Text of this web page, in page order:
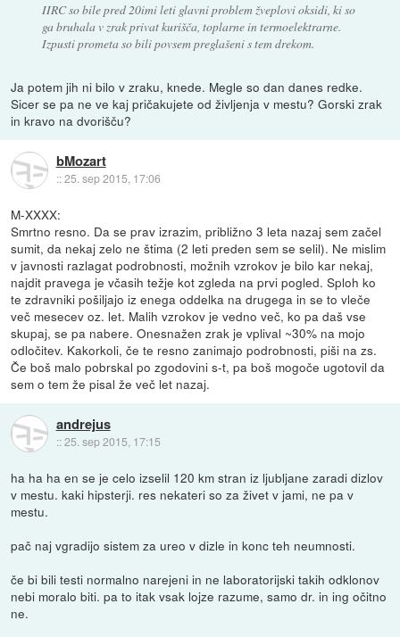
IIRC so bile pred 20imi leti glavni problem žveplovi oksidi, ki so
ga bruhala v zrak privat kurišča, toplarne in termoelektrarne.
Izpusti prometa so bili povsem preglašeni s tem drekom.
Ja potem jih ni bilo v zraku, knede. Megle so dan danes redke.
Sicer se pa ne ve kaj pričakujete od življenja v mestu? Gorski zrak
in kravo na dvorišču?
bMozart
::25. sep 2015, 17:06
M-XXXX:
Smrtno resno. Da se prav izrazim, približno 3 leta nazaj sem začel
sumit, da nekaj zelo ne štima (2 leti preden sem se selil). Ne mislim
v javnosti razlagat podrobnosti, možnih vzrokov je bilo kar nekaj,
najdit pravega je včasih težje kot zgleda na prvi pogled. Sploh ko
te zdravniki pošiljajo iz enega oddelka na drugega in se to vleče
več mesecev oz. let. Malih vzrokov je vedno več, ko pa daš vse
skupaj, se pa nabere. Onesnažen zrak je vplival ~30% na mojo
odločitev. Kakorkoli, če te resno zanimajo podrobnosti, piši na zs.
Če boš malo pobrskal po zgodovini s-t, pa boš mogoče ugotovil da
sem o tem že pisal že več let nazaj.
andrejus
::25. sep 2015, 17:15
ha ha ha en se je celo izselil 120 km stran iz ljubljane zaradi dizlov
v mestu. kaki hipsterji. res nekateri so za živet v jami, ne pa v
mestu.
pač naj vgradijo sistem za ureo v dizle in konc teh neumnosti.
če bi bili testi normalno narejeni in ne laboratorijski takih odklonov
nebi moralo biti. pa to itak vsak lojze razume, samo dr. in ing očitno
ne.